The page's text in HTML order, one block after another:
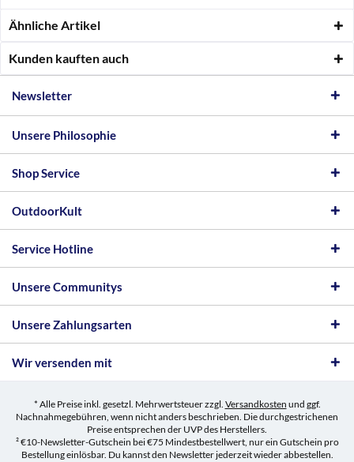
Ähnliche Artikel
Kunden kauften auch
Newsletter
Unsere Philosophie
Shop Service
OutdoorKult
Service Hotline
Unsere Communitys
Unsere Zahlungsarten
Wir versenden mit
* Alle Preise inkl. gesetzl. Mehrwertsteuer zzgl. Versandkosten und ggf.
Nachnahmegebühren, wenn nicht anders beschrieben. Die durchgestrichenen
Preise entsprechen der UVP des Herstellers.
² €10-Newsletter-Gutschein bei €75 Mindestbestellwert, nur ein Gutschein pro
Bestellung einlösbar. Du kannst den Newsletter jederzeit wieder abbestellen.